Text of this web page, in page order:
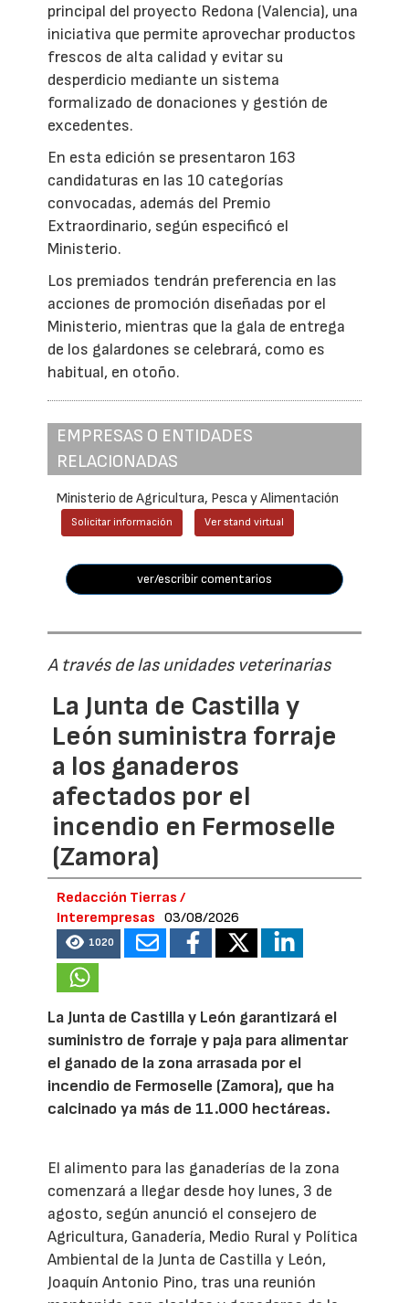
principal del proyecto Redona (Valencia), una
iniciativa que permite aprovechar productos
frescos de alta calidad y evitar su
desperdicio mediante un sistema
formalizado de donaciones y gestión de
excedentes.
En esta edición se presentaron 163
candidaturas en las 10 categorías
convocadas, además del Premio
Extraordinario, según especificó el
Ministerio.
Los premiados tendrán preferencia en las
acciones de promoción diseñadas por el
Ministerio, mientras que la gala de entrega
de los galardones se celebrará, como es
habitual, en otoño.
EMPRESAS O ENTIDADES
RELACIONADAS
Ministerio de Agricultura, Pesca y Alimentación
Solicitar información Ver stand virtual
ver/escribir comentarios
A través de las unidades veterinarias
La Junta de Castilla y
León suministra forraje
a los ganaderos
afectados por el
incendio en Fermoselle
(Zamora)
Redacción Tierras /
Interempresas
03/08/2026
1020
La Junta de Castilla y León garantizará el
suministro de forraje y paja para alimentar
el ganado de la zona arrasada por el
incendio de Fermoselle (Zamora), que ha
calcinado ya más de 11.000 hectáreas.
El alimento para las ganaderías de la zona
comenzará a llegar desde hoy lunes, 3 de
agosto, según anunció el consejero de
Agricultura, Ganadería, Medio Rural y Política
Ambiental de la Junta de Castilla y León,
Joaquín Antonio Pino, tras una reunión